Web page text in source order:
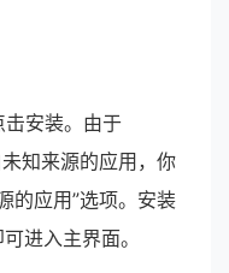
安装。由于
知来源的应用，你
的应用”选项。安装
进入主界面。